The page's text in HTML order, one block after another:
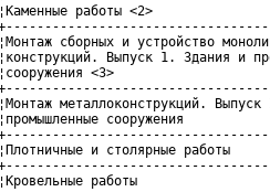
¦Каменные работы <2>
сборных и устройство
Выпуск 1. Здания и
<3>
металлоконструкций.
сооружения
и столярные
¦Кровельные работы